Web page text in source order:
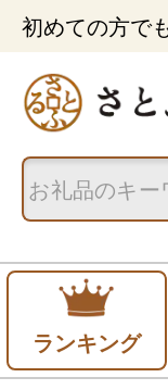
初めての方で
ランキング